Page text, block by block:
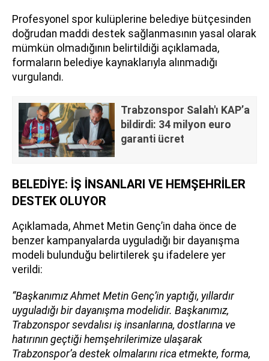
Profesyonel spor kulüplerine belediye bütçesinden
doğrudan maddi destek sağlanmasının yasal olarak
mümkün olmadığının belirtildiği açıklamada,
formaların belediye kaynaklarıyla alınmadığı
vurgulandı.
Trabzonspor Salah'ı KAP’a
bildirdi: 34 milyon euro
garanti ücret
BELEDİYE: İŞ İNSANLARI VE HEMŞEHRİLER
DESTEK OLUYOR
Açıklamada, Ahmet Metin Genç’in daha önce de
benzer kampanyalarda uyguladığı bir dayanışma
modeli bulunduğu belirtilerek şu ifadelere yer
verildi:
“Başkanımız Ahmet Metin Genç’in yaptığı, yıllardır
uyguladığı bir dayanışma modelidir. Başkanımız,
Trabzonspor sevdalısı iş insanlarına, dostlarına ve
hatırının geçtiği hemşehrilerimize ulaşarak
Trabzonspor’a destek olmalarını rica etmekte, forma,